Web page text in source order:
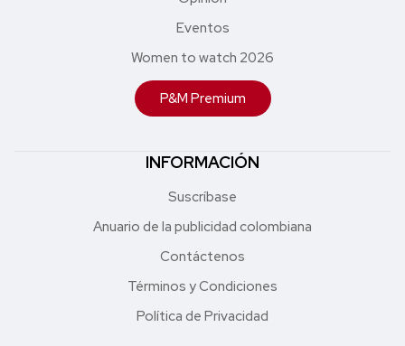
Eventos
Women to watch 2026
P&M Premium
INFORMACIÓN
Suscríbase
Anuario de la publicidad colombiana
Contáctenos
Términos y Condiciones
Política de Privacidad